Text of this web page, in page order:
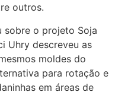
outros.
sobre o projeto Soja
Uhry descreveu as
moldes do
para rotação e
em áreas de